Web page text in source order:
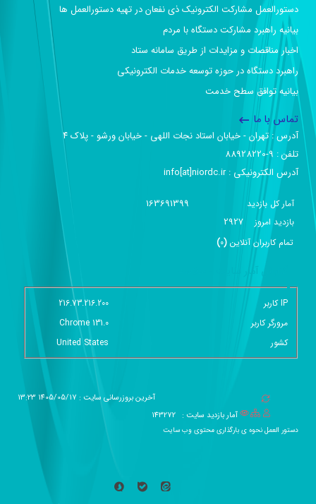
دستورالعمل مشارکت الکترونیک ذی نفعان در تهیه دستورالعمل ها
بیانیه راهبرد مشارکت دستگاه با مردم
اخبار مناقصات و مزایدات از طریق سامانه ستاد
راهبرد دستگاه در حوزه توسعه خدمات الکترونیکی
بیانیه توافق سطح خدمت
تماس با ما
آدرس :‌ تهران - خیابان استاد نجات اللهی - خیابان ورشو - پلاک ۴
تلفن :‌ 9-88928220
آدرس الکترونیکی :‌ info[at]niordc.ir
آمار کل بازدید 163691399
بازديد امروز 2927
تمام کاربران آنلاين (
0
)
IP کاربر
216.73.216.200
مرورگر کاربر
Chrome 131.0
کشور
United States
آخرین بروزرسانی سایت : 1405/05/17 13:23
آمار بازدید سایت : 143272
دستور العمل نحوه ی بارگذاری محتوی وب سایت